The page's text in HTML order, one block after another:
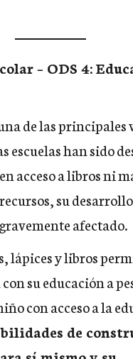
– ODS 4:
de las principales
escuelas han sido
acceso a libros ni
su desarrollo
afectado.
lápices y libros
su educación a
con acceso a la
de